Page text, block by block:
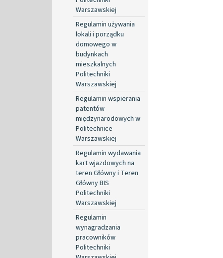
Warszawskiej
Regulamin używania
lokali i porządku
domowego w
budynkach
mieszkalnych
Politechniki
Warszawskiej
Regulamin wspierania
patentów
międzynarodowych w
Politechnice
Warszawskiej
Regulamin wydawania
kart wjazdowych na
teren Główny i Teren
Główny BIS
Politechniki
Warszawskiej
Regulamin
wynagradzania
pracowników
Politechniki